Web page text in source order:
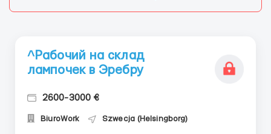
^Рабочий на склад
лампочек в Эребру
2600-3000 €
BiuroWork Szwecja (Helsingborg)